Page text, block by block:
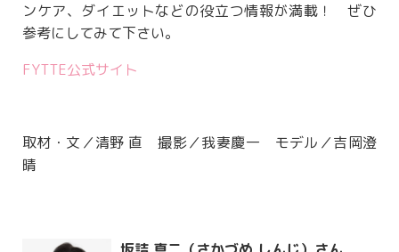
ンケア、ダイエットなどの役立つ情報が満載！ ぜひ
参考にしてみて下さい。
FYTTE公式サイト
取材・文／清野 直 撮影／我妻慶一 モデル／吉岡澄
晴